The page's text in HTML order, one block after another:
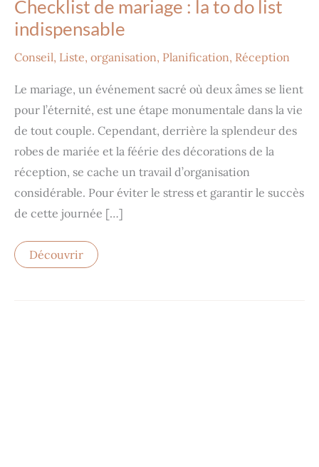
Checklist de mariage : la to do list
indispensable
Conseil, Liste, organisation, Planification, Réception
Le mariage, un événement sacré où deux âmes se lient
pour l’éternité, est une étape monumentale dans la vie
de tout couple. Cependant, derrière la splendeur des
robes de mariée et la féérie des décorations de la
réception, se cache un travail d’organisation
considérable. Pour éviter le stress et garantir le succès
de cette journée […]
de
mariage
:
to
indispensable
Découvrir